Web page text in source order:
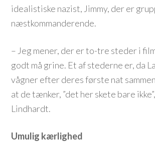
idealistiske nazist, Jimmy, der er
næstkommanderende.
– Jeg mener, der er to-tre steder i
godt må grine. Et af stederne er, da
vågner efter deres første nat
at de tænker, ”det her skete bare
Lindhardt.
Umulig kærlighed